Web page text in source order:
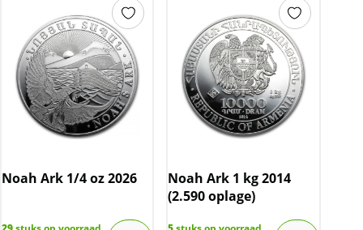
Noah Ark 1/4 oz 2026
Noah Ark 1 kg 2014
(2.590 oplage)